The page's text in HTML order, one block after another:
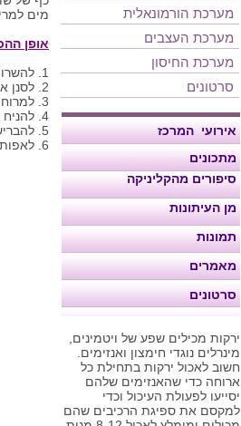
מערכת הורמונאלית
מערכת העצבים
מערכת החיסון
סרטונים
אירועי המרכז
מתכונים
סיפורים מהקליניקה
מן העיתונות
תמונות
מאמרים
סרטונים
ירקות מכילים שפע של ויטמינים,
מינרלים נוגדי חימצון ואנזימים.
חשוב לאכול ירקות בתחילת כל
ארוחה כדי שהאנזימים שלהם
יסייעו לפעולת העיכול וכדי
למקסם את ספיגת הרכיבים שהם
מים
אופן
1. להשרות את דפי האורז לפי ההוראות שעל האריזה עד להתרככות
2. לסנן את הדפים מהמים ולהניח דף אחד על נייר אפיה- לעצב אותו בצורה של משולש על ידי קיפולו.
3. למרוח כף גבית פטה, מעליה לפזר גבינה צהובה טבעונית ומעל לפזר זיתים קצוצים.
4. להניח את דף האורז השני בצורה שתכסה את המילוי ותעטוף את הצדדים כך שלא יזלגו חומרי המילוי.
5. להבריש עם מעט מים ולפזר את השומשום. (אפשר להבריש עם שמן זית ואף עם ביצה במידה ואינכם טבעוניים).
6. לאפות בתנור שחומם מראש ל 180 מעלות כ 15 דקות (אפשר לאפות גם בטוסטר אובן).